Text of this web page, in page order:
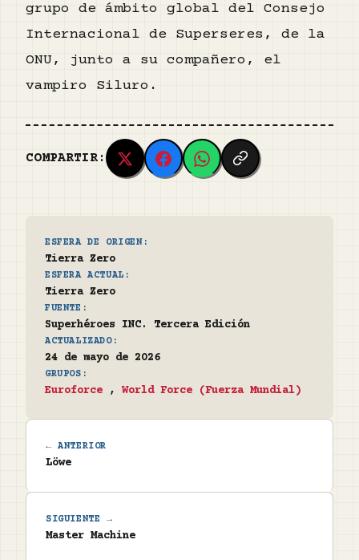
ESFERA DE ORIGEN:
Tierra Zero
ESFERA ACTUAL:
Tierra Zero
FUENTE:
Superhéroes INC. Tercera Edición
ACTUALIZADO:
24 de mayo de 2026
GRUPOS:
Euroforce , World Force (Fuerza Mundial)
← ANTERIOR
Löwe
SIGUIENTE →
Master Machine
grupo de ámbito global del Consejo
Internacional de Superseres, de la
ONU, junto a su compañero, el
vampiro Siluro.
COMPARTIR: